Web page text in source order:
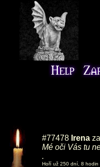
#77478 Irena
Mé oči Vás tu
.
Hoří už 250 dní, 8 hodin